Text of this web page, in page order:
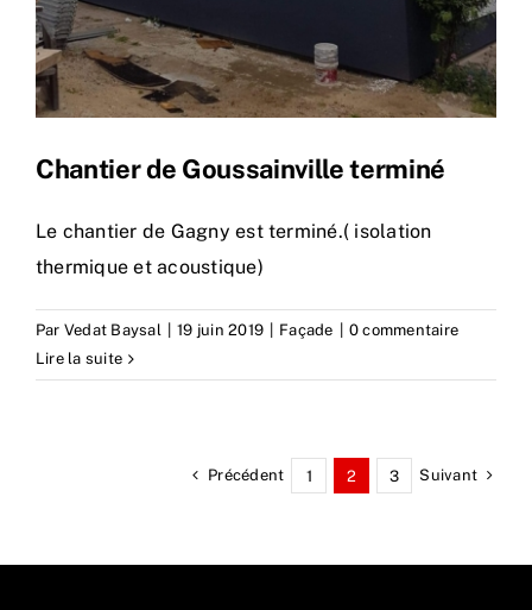
Chantier de Goussainville terminé
Le chantier de Gagny est terminé.( isolation
thermique et acoustique)
Par Vedat Baysal 19 juin 2019 Façade
0 commentaire
Lire la suite
Précédent 1 2 3 Suivant